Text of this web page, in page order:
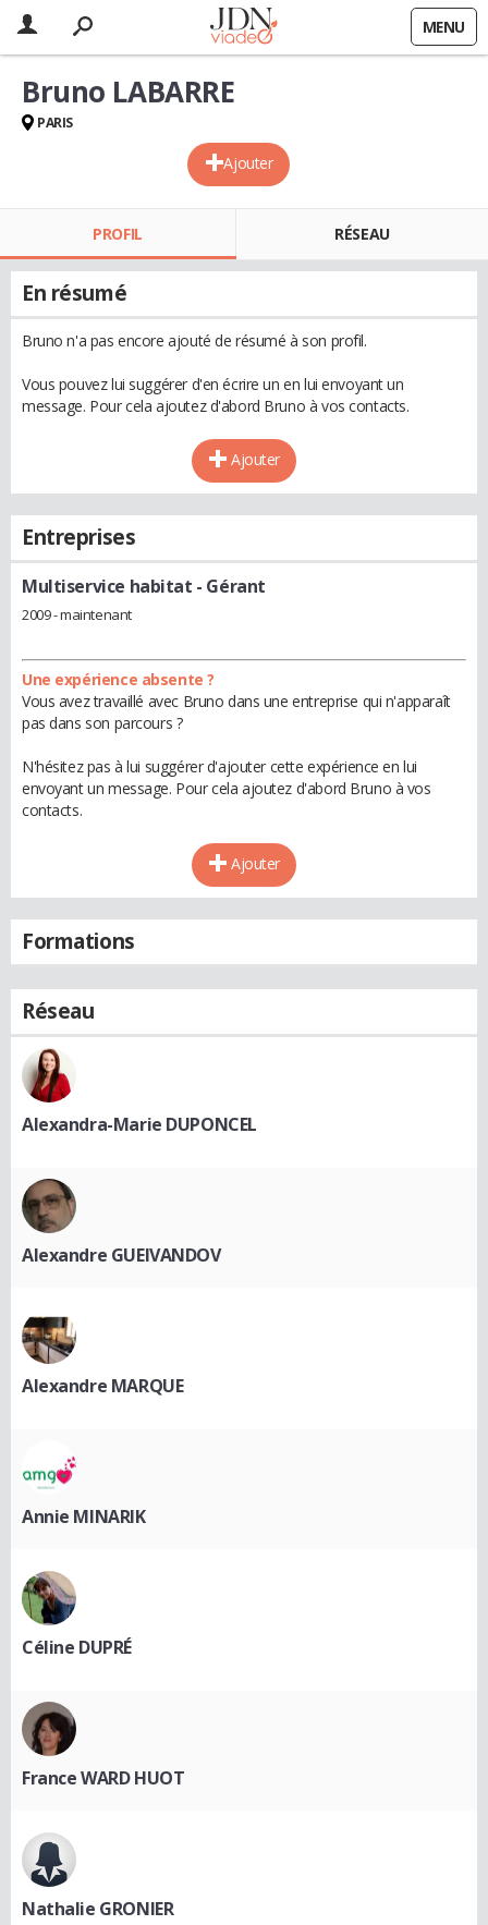
MENU
Ajouter
Bruno LABARRE
PARIS
PROFIL RÉSEAU
En résumé
Bruno n'a pas encore ajouté de résumé à son profil.
Vous pouvez lui suggérer d'en écrire un en lui envoyant un
message. Pour cela ajoutez d'abord Bruno à vos contacts.
Ajouter
Entreprises
Multiservice habitat - Gérant
2009 - maintenant
Une expérience absente ?
Vous avez travaillé avec Bruno dans une entreprise qui n'apparaît
pas dans son parcours ?
N'hésitez pas à lui suggérer d'ajouter cette expérience en lui
envoyant un message. Pour cela ajoutez d'abord Bruno à vos
contacts.
Ajouter
Formations
Réseau
Alexandra-Marie DUPONCEL
Alexandre GUEIVANDOV
Alexandre MARQUE
Annie MINARIK
Céline DUPRÉ
France WARD HUOT
Nathalie GRONIER